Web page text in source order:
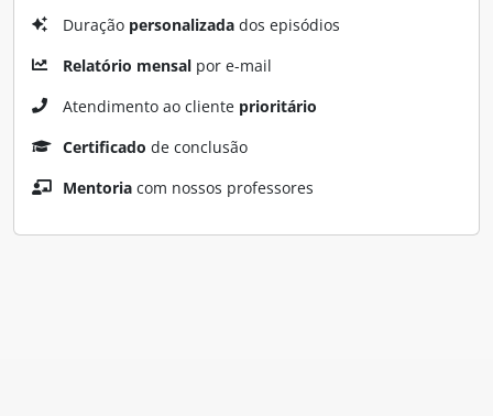
Duração personalizada dos episódios
Relatório mensal por e-mail
Atendimento ao cliente prioritário
Certificado de conclusão
Mentoria com nossos professores